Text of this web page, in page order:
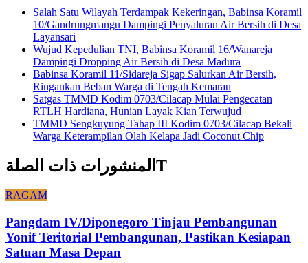
Salah Satu Wilayah Terdampak Kekeringan, Babinsa Koramil
10/Gandrungmangu Dampingi Penyaluran Air Bersih di Desa
Layansari
Wujud Kepedulian TNI, Babinsa Koramil 16/Wanareja
Dampingi Dropping Air Bersih di Desa Madura
Babinsa Koramil 11/Sidareja Sigap Salurkan Air Bersih,
Ringankan Beban Warga di Tengah Kemarau
Satgas TMMD Kodim 0703/Cilacap Mulai Pengecatan
RTLH Hardiana, Hunian Layak Kian Terwujud
TMMD Sengkuyung Tahap III Kodim 0703/Cilacap Bekali
Warga Keterampilan Olah Kelapa Jadi Coconut Chip
المنشورات ذات الصلةT
RAGAM
Pangdam IV/Diponegoro Tinjau Pembangunan
Yonif Teritorial Pembangunan, Pastikan Kesiapan
Satuan Masa Depan